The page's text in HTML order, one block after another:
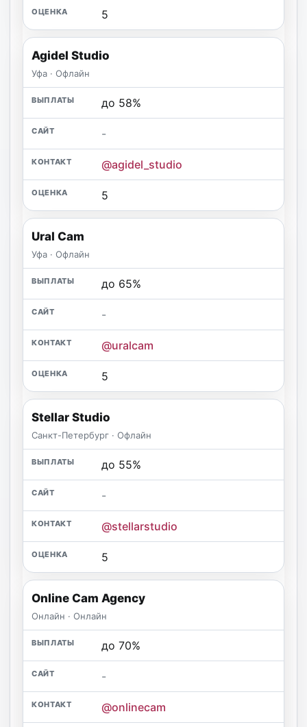
5
Agidel Studio
Уфа · Офлайн
до 58%
-
@agidel_studio
5
Ural Cam
Уфа · Офлайн
до 65%
-
@uralcam
5
Stellar Studio
Санкт-Петербург · Офлайн
до 55%
-
@stellarstudio
5
Online Cam Agency
Онлайн · Онлайн
до 70%
-
@onlinecam